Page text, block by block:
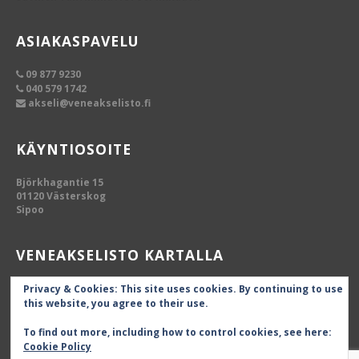
ASIAKASPAVELU
09 877 9230
040 579 1742
akseli@veneakselisto.fi
KÄYNTIOSOITE
Björkhagantie 15
01120 Västerskog
Sipoo
VENEAKSELISTO KARTALLA
Privacy & Cookies: This site uses cookies. By continuing to use
this website, you agree to their use.
To find out more, including how to control cookies, see here:
Cookie Policy